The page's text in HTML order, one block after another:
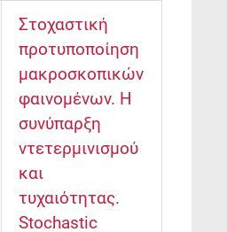
Στοχαστική
προτυποποίηση
μακροσκοπικών
φαινομένων. Η
συνύπαρξη
ντετερμινισμού
και
τυχαιότητας.
Stochastic